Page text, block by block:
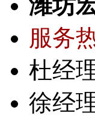
服务
杜经
徐经